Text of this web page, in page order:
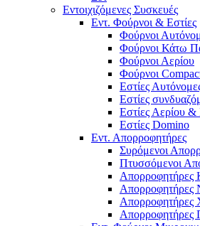
Εντοιχιζόμενες Συσκευές
Εντ. Φούρνοι & Εστίες
Φούρνοι
Φούρνοι Κάτω
Φούρνοι Αερίου
Φούρνοι
Εστίες
Εστίες
Εστίες Αερίου &
Εστίες Domino
Εντ. Απορροφητήρες
Συρόμενοι
Πτυσσόμενοι
Απορροφητήρες
Απορροφητήρες
Απορροφητήρες
Απορροφητήρες